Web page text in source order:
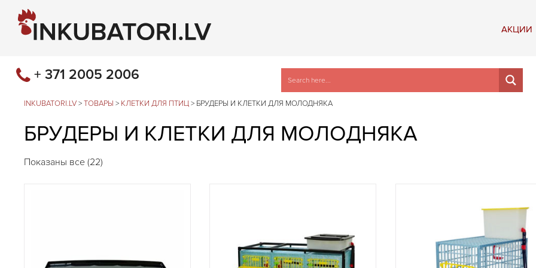
АКЦИИ
+ 371 2005 2006
INKUBATORI.LV > ТОВАРЫ > КЛЕТКИ ДЛЯ ПТИЦ > БРУДЕРЫ И КЛЕТКИ ДЛЯ МОЛОДНЯКА
БРУДЕРЫ И КЛЕТКИ ДЛЯ МОЛОДНЯКА
Показаны все (22)